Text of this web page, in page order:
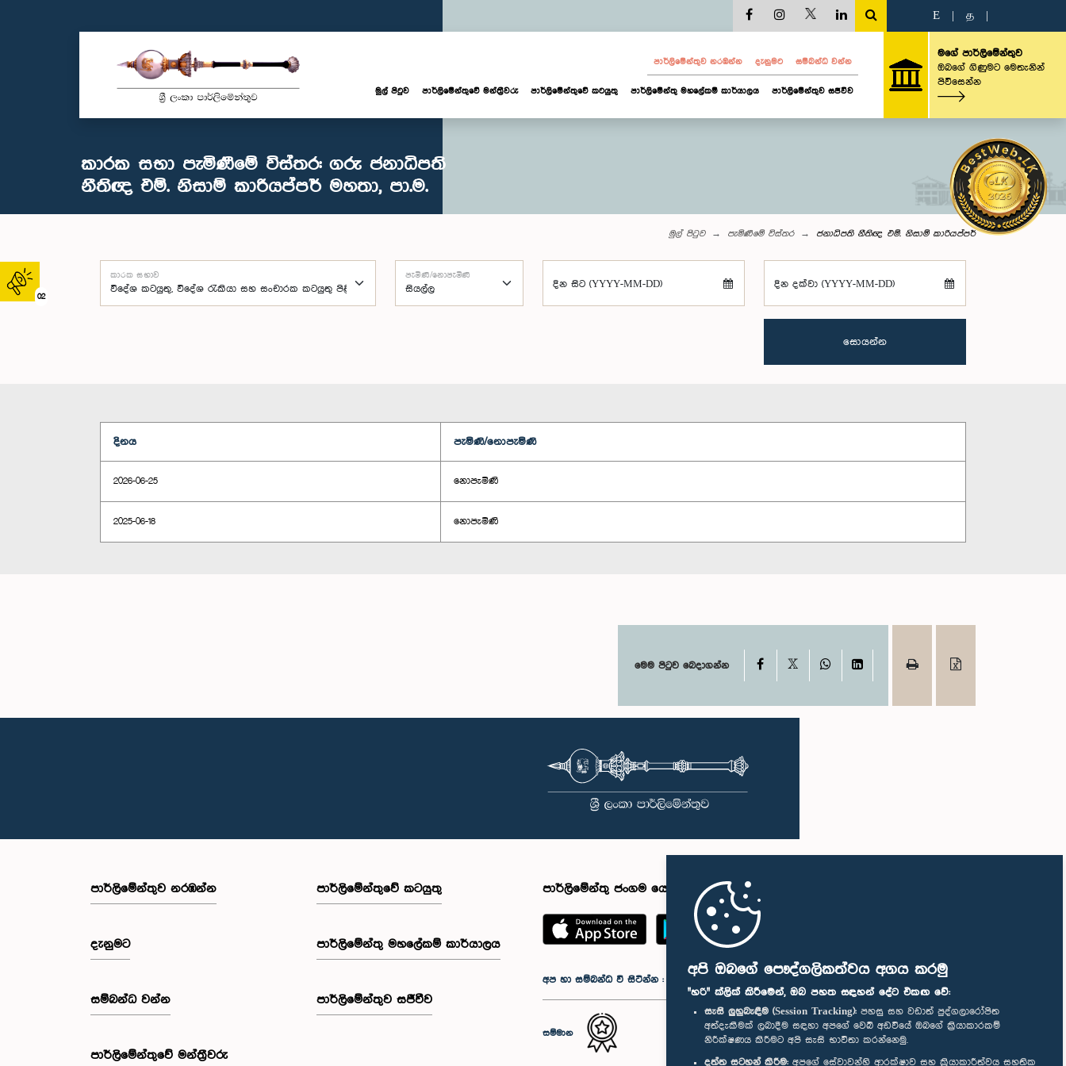
අපි ඔබගේ පෞද්ගලිකත්වය අගය කරමු
"හරි" ක්ලික් කිරීමෙන්, ඔබ පහත සඳහන් දේට එකඟ වේ:
සැසි ලුහුබැඳීම (Session Tracking): පහසු සහ වඩාත් පුද්ගලාරෝපිත
අත්දැකීමක් ලබාදීම සඳහා අපගේ වෙබ් අඩවියේ ඔබගේ ක්‍රියාකාරකම්
නිරීක්ෂණය කිරීමට අපි සැසි භාවිතා කරන්නෙමු.
දත්ත සටහන් කිරීම: අපගේ සේවාවන්හි ආරක්ෂාව සහ ක්‍රියාකාරීත්වය සහතික
02
E த
පාර්ලි‌මේන්තුව නරඹන්න දැනුමට සම්බන්ධ වන්න
මුල් පිටුව පාර්ලි‌මේන්තුවේ මන්ත්‍රීවරු පාර්ලිමේන්තුවේ කටයුතු පාර්ලිමේන්තු මහලේකම් කාර්යාලය පාර්ලිමේන්තුව සජීවීව
මගේ පාර්ලිමේන්තුව
ඔබගේ ගිණුමට මෙතැනින්
පිවිසෙන්න
කාරක සභා පැමිණීමේ විස්තර: ගරු ජනාධිපති
නීතිඥ එම්. නිසාම් කාරියප්පර් මහතා, පා.ම.
මුල් පිටුව පැමිණීමේ විස්තර ජනාධිපති නීතිඥ එම්. නිසාම් කාරියප්පර්
කාරක සභාව පැමිණි/නොපැමිණි
දින සිට (YYYY-MM-DD) දින දක්වා (YYYY-MM-DD)
සොයන්න
දිනය පැමිණි/නොපැමිණි
2026-06-25 නොපැමිණි
2025-06-18 නොපැමිණි
මෙම පිටුව බෙදාගන්න Facebook WhatsAppLinkedIn
පාර්ලි‌මේන්තුව නරඹන්න
දැනුමට
සම්බන්ධ වන්න
පාර්ලි‌මේන්තුවේ මන්ත්‍රීවරු
පාර්ලිමේන්තුවේ කටයුතු
පාර්ලිමේන්තු මහලේකම් කාර්යාලය
පාර්ලිමේන්තුව සජීවීව
පාර්ලිමේන්තු ජංගම යෙදුම
අප හා සම්බන්ධ වී සිටින්න :
සම්මාන